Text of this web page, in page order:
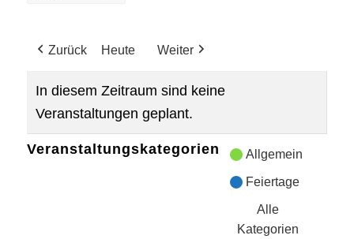
Zurück Heute Weiter
In diesem Zeitraum sind keine
Veranstaltungen geplant.
Veranstaltungskategorien Allgemein
Feiertage
Alle
Kategorien